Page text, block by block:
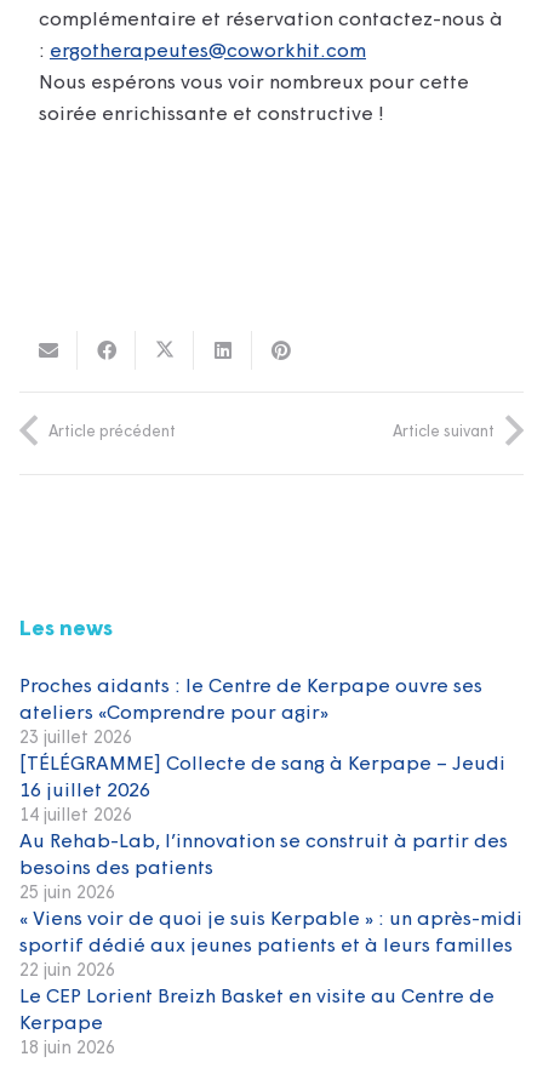
complémentaire et réservation contactez-nous à
: ergotherapeutes@coworkhit.com
Nous espérons vous voir nombreux pour cette
soirée enrichissante et constructive !
Article précédent Article suivant
Les news
Proches aidants : le Centre de Kerpape ouvre ses
ateliers «Comprendre pour agir»
23 juillet 2026
[TÉLÉGRAMME] Collecte de sang à Kerpape – Jeudi
16 juillet 2026
14 juillet 2026
Au Rehab-Lab, l’innovation se construit à partir des
besoins des patients
25 juin 2026
« Viens voir de quoi je suis Kerpable » : un après-midi
sportif dédié aux jeunes patients et à leurs familles
22 juin 2026
Le CEP Lorient Breizh Basket en visite au Centre de
Kerpape
18 juin 2026